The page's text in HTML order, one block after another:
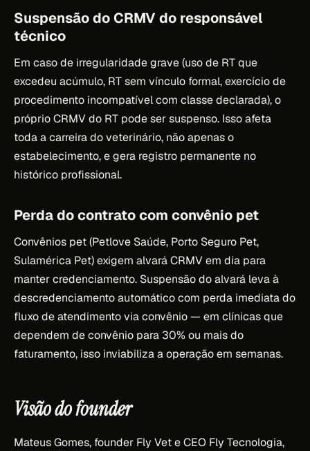
Suspensão do CRMV do responsável
técnico
Em caso de irregularidade grave (uso de RT que
excedeu acúmulo, RT sem vínculo formal, exercício de
procedimento incompatível com classe declarada), o
próprio CRMV do RT pode ser suspenso. Isso afeta
toda a carreira do veterinário, não apenas o
estabelecimento, e gera registro permanente no
histórico profissional.
Perda do contrato com convênio pet
Convênios pet (Petlove Saúde, Porto Seguro Pet,
Sulamérica Pet) exigem alvará CRMV em dia para
manter credenciamento. Suspensão do alvará leva à
descredenciamento automático com perda imediata do
fluxo de atendimento via convênio — em clínicas que
dependem de convênio para 30% ou mais do
faturamento, isso inviabiliza a operação em semanas.
Visão do founder
Mateus Gomes, founder Fly Vet e CEO Fly Tecnologia,